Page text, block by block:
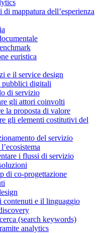
mappatura dell’esperienza
euristica
e il service design
pubblici digitali
di servizio
gli attori coinvolti
la proposta di valore
gli elementi costitutivi del
del servizio
i flussi di servizio
di co-progettazione
contenuti e il linguaggio
(search keywords)
analytics